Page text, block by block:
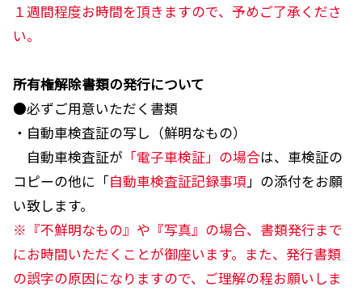
１週間程度お時間を頂きますので、予めご了承くださ
い。
所有権解除書類の発行について
●必ずご用意いただく書類
・自動車検査証の写し（鮮明なもの）
自動車検査証が 「電子車検証」の場合は、車検証の
コピーの他に「自動車検査証記録事項」の添付をお願
い致します。
※『不鮮明なもの』や『写真』の場合、書類発行まで
にお時間いただくことが御座います。また、発行書類
の誤字の原因になりますので、ご理解の程お願いしま